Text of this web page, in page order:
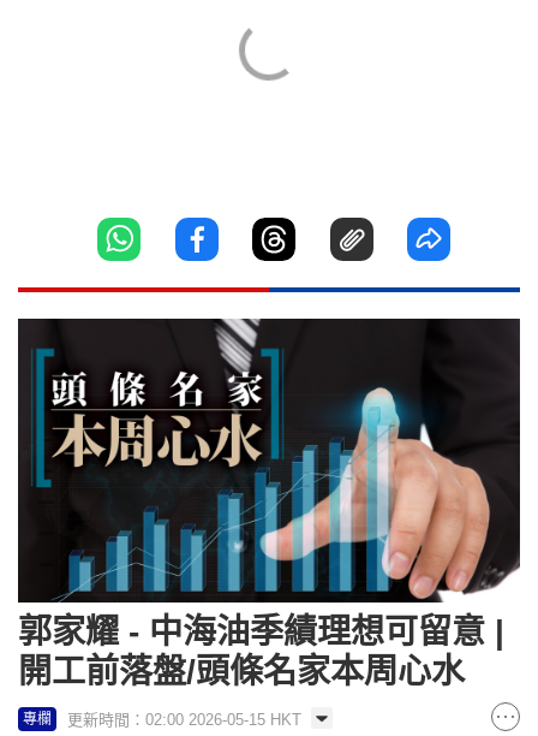
郭家耀 - 中海油季績理想可留意 |
開工前落盤/頭條名家本周心水
專欄 更新時間：02:00 2026-05-15 HKT